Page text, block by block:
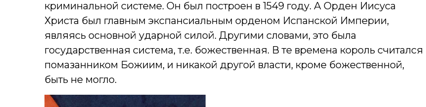
криминальной системе. Он был построен в 1549 году. А Орден Иисуса
Христа был главным экспансиальным орденом Испанской Империи,
являясь основной ударной силой. Другими словами, это была
государственная система, т.е. божественная. В те времена король считался
помазанником Божиим, и никакой другой власти, кроме божественной,
быть не могло.